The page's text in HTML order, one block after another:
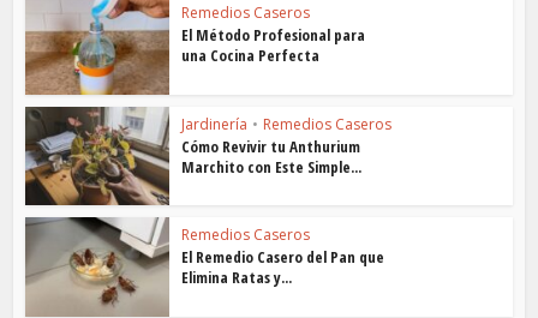
Remedios Caseros
El Método Profesional para
una Cocina Perfecta
Jardinería • Remedios Caseros
Cómo Revivir tu Anthurium
Marchito con Este Simple...
Remedios Caseros
El Remedio Casero del Pan que
Elimina Ratas y...